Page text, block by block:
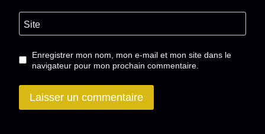
Site
Enregistrer mon nom, mon e-mail et mon site dans le
navigateur pour mon prochain commentaire.